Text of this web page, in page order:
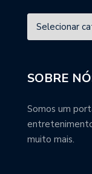
SOBRE
Somos um
muito mais.